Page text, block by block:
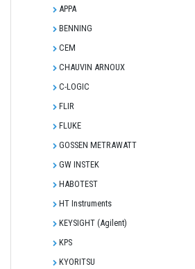
APPA
BENNING
CEM
CHAUVIN ARNOUX
C-LOGIC
FLIR
FLUKE
GOSSEN METRAWATT
GW INSTEK
HABOTEST
HT Instruments
KEYSIGHT (Agilent)
KPS
KYORITSU